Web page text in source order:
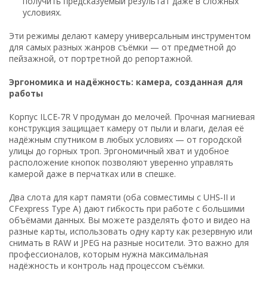
условиях.
Эти режимы делают камеру универсальным инструментом
для самых разных жанров съёмки — от предметной до
пейзажной, от портретной до репортажной.
Эргономика и надёжность: камера, созданная для
работы
Корпус ILCE‑7R V продуман до мелочей. Прочная магниевая
конструкция защищает камеру от пыли и влаги, делая её
надёжным спутником в любых условиях — от городской
улицы до горных троп. Эргономичный хват и удобное
расположение кнопок позволяют уверенно управлять
камерой даже в перчатках или в спешке.
Два слота для карт памяти (оба совместимы с UHS‑II и
CFexpress Type A) дают гибкость при работе с большими
объёмами данных. Вы можете разделять фото и видео на
разные карты, использовать одну карту как резервную или
снимать в RAW и JPEG на разные носители. Это важно для
профессионалов, которым нужна максимальная
надёжность и контроль над процессом съёмки.